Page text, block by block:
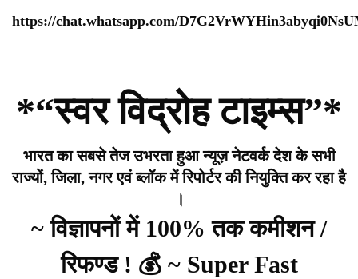
https://chat.whatsapp.com/
*“स्वर विद्रोह टाइम्स”*
भारत का सबसे तेज उभरता हुआ न्यूज़ नेटवर्क देश के सभी
राज्यों, जिला, नगर एवं ब्लॉक में रिपोर्टर की नियुक्ति कर रहा है
।
~ विज्ञापनों में 100% तक कमीशन /
रिफण्ड ! 💰 ~ Super Fast